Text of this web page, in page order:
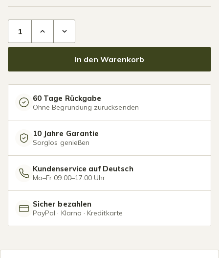
In den Warenkorb
60 Tage Rückgabe
Ohne Begründung zurücksenden
10 Jahre Garantie
Sorglos genießen
Kundenservice auf Deutsch
Mo–Fr 09:00–17:00 Uhr
Sicher bezahlen
PayPal · Klarna · Kreditkarte